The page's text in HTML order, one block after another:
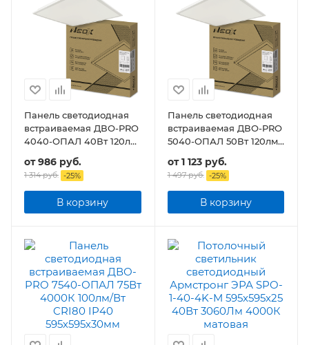
Панель светодиодная
встраиваемая ДВО-PRO
4040-ОПАЛ 40Вт 120лм/
595х595х30мм
от986 руб.
1 314 руб. -25%
В корзину
Панель светодиодная
встраиваемая ДВО-PRO
5040-ОПАЛ 50Вт 120лм/
595х595х30мм
от1 123 руб.
1 497 руб. -25%
В корзину